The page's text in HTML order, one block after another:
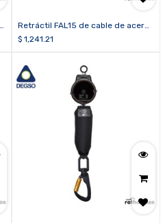
Retráctil FAL15 de cable de acero
de 15 metros
$ 1,241.21